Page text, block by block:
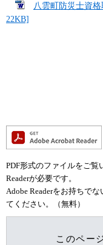
八雲町防災士資
22KB]
PDF形式のファイルをご覧
Readerが必要です。
Adobe Readerをお持ちで
てください。（無料）
このペー